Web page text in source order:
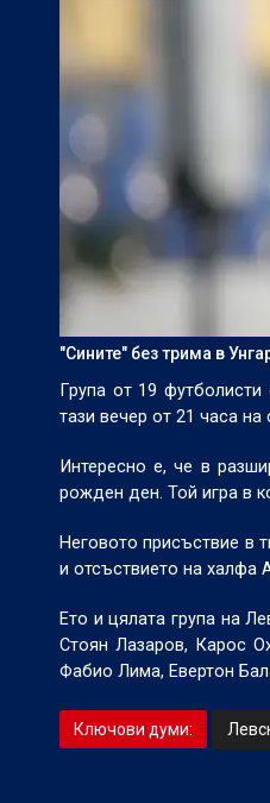
"Сините" без трима в
Група от 19
тази вечер от 21 часа
Интересно е, че в
рожден ден. Той игра в
Неговото присъствие в
и отсъствието на халфа
Ето и цялата група на
Стоян Лазаров, Карос
Фабио Лима, Евертон
Ключови думи: